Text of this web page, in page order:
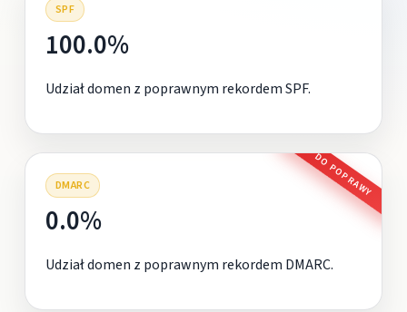
SPF
100.0%
Udział domen z poprawnym rekordem SPF.
DMARC DO POPRAWY
0.0%
Udział domen z poprawnym rekordem DMARC.